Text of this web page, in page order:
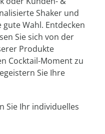
Shaker und
Wahl. Entdecken
Sie sich von der
Produkte
Cocktail-Moment zu
Sie Ihre
Sie Ihr individuelles